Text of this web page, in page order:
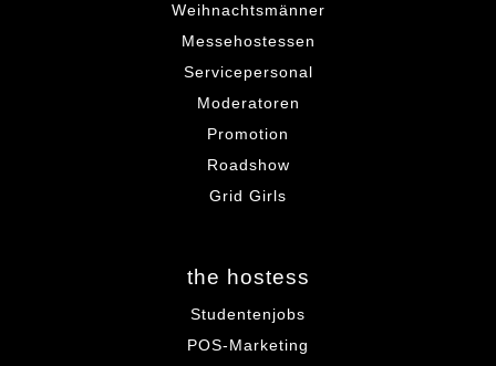
Weihnachtsmänner
Messehostessen
Servicepersonal
Moderatoren
Promotion
Roadshow
Grid Girls
the hostess
Studentenjobs
POS-Marketing